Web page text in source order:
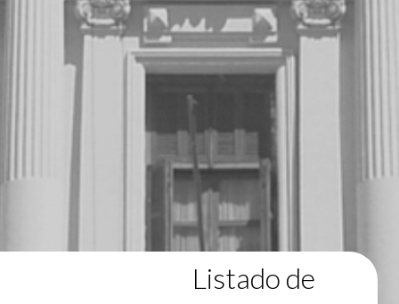
Listado de